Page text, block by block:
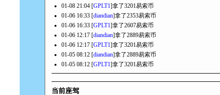
01-08 21:04 [GPLT1]拿了3201易索币
01-06 16:33 [diandian]拿了2353易索币
01-06 16:33 [GPLT1]拿了2607易索币
01-06 12:17 [diandian]拿了2889易索币
01-06 12:17 [GPLT1]拿了3201易索币
01-05 08:12 [diandian]拿了2889易索币
01-05 08:12 [GPLT1]拿了3201易索币
当前座驾